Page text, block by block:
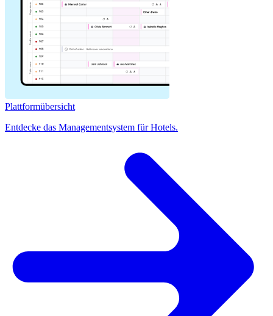
Plattformübersicht
Entdecke das Managementsystem für Hotels.